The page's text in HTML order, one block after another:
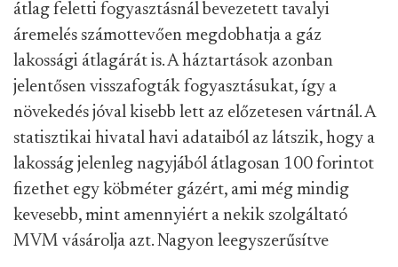
átlag feletti fogyasztásnál bevezetett tavalyi
áremelés számottevően megdobhatja a gáz
lakossági átlagárát is. A háztartások azonban
jelentősen visszafogták fogyasztásukat, így a
növekedés jóval kisebb lett az előzetesen vártnál. A
statisztikai hivatal havi adataiból az látszik, hogy a
lakosság jelenleg nagyjából átlagosan 100 forintot
fizethet egy köbméter gázért, ami még mindig
kevesebb, mint amennyiért a nekik szolgáltató
MVM vásárolja azt. Nagyon leegyszerűsítve